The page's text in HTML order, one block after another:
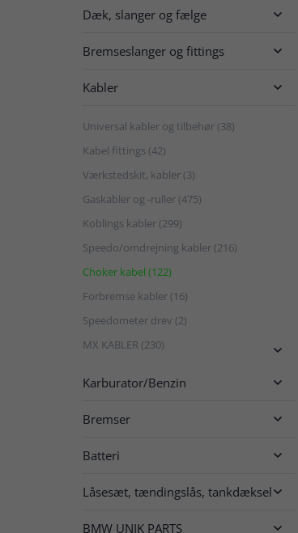
Dæk, slanger og fælge 
Bremseslanger og fittings 
Kabler 
Universal kabler og tilbehør (38)
Kabel fittings (42)
Værkstedskit, kabler (3)
Gaskabler og -ruller (475)
Koblings kabler (299)
Speedo/omdrejning kabler (216)
Choker kabel (122)
Forbremse kabler (16)
Speedometer drev (2)
MX KABLER (230)

Karburator/Benzin 
Bremser 
Batteri 
Låsesæt, tændingslås, tankdæksel
BMW UNIK PARTS 